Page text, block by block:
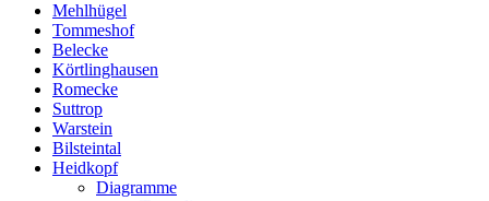
Mehlhügel
Tommeshof
Belecke
Körtlinghausen
Romecke
Suttrop
Warstein
Bilsteintal
Heidkopf
Diagramme